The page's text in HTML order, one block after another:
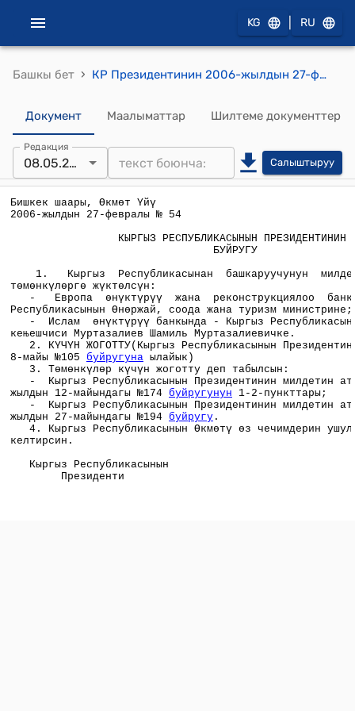
KG RU
Башкы бет › КР Президентинин 2006-жылдын 27-февралындагы РП №54 буйругу
Документ Маалыматтар Шилтеме документтер
Редакция
08.05.2007 Салыштыруу